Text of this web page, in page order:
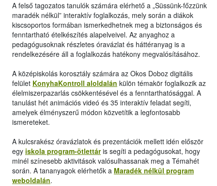
A felső tagozatos tanulók számára elérhető a „Süssünk-főzzünk
maradék nélkül” interaktív foglalkozás, mely során a diákok
kiscsoportos formában ismerkedhetnek meg a biztonságos és
fenntartható ételkészítés alapelveivel. Az anyaghoz a
pedagógusoknak részletes óravázlat és háttéranyag is a
rendelkezésére áll a foglalkozás hatékony megvalósításához.
A középiskolás korosztály számára az Okos Doboz digitális
felület KonyhaKontroll aloldalán külön témakör foglalkozik az
élelmiszerpazarlás csökkentésével és a fenntarthatósággal. A
tanulást hét animációs videó és 35 interaktív feladat segíti,
amelyek élményszerű módon közvetítik a legfontosabb
ismereteket.
A kulcsrakész óravázlatok és prezentációk mellett idén először
egy iskola program-ötlettáris segíti a pedagógusokat, hogy
minél színesebb aktivitások valósulhassanak meg a Témahét
során. A tananyagok elérhetők a Maradék nélkül program
weboldalán.